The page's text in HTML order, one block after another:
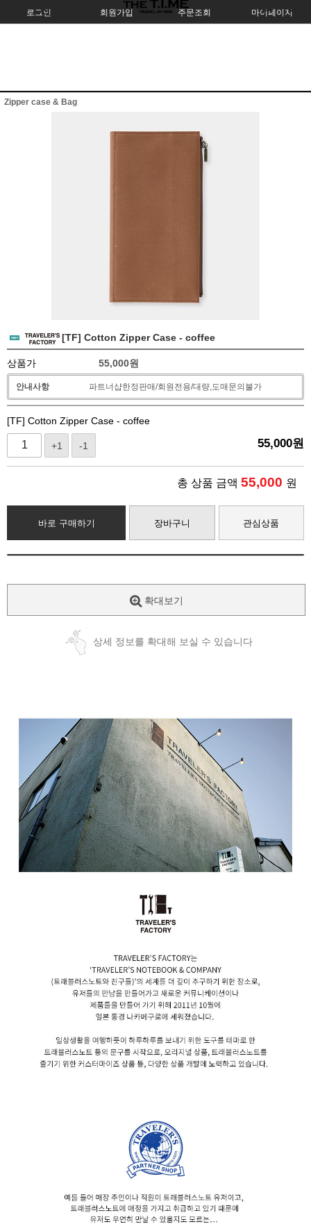
로그인 회원가입 주문조회 마이페이지
Zipper case & Bag
[TF] Cotton Zipper Case - coffee
상품가 55,000원
안내사항 파트너샵한정판매/회원전용/대량,도매문의불가
[TF] Cotton Zipper Case - coffee
+1 -1 55,000원
총 상품 금액 55,000 원
바로 구매하기 장바구니 관심상품
확대보기
상세 정보를 확대해 보실 수 있습니다